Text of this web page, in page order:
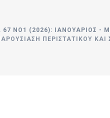
67 ΝΟ1 (2026): ΙΑΝΟΥΆΡΙΟΣ -
ΠΕΡΙΣΤΑΤΙΚΟΎ